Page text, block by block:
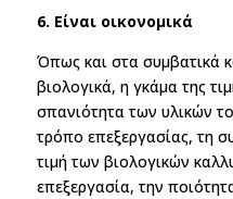
6. Είναι oικονομικά
Όπως και στα συμβατικά
βιολογικά, η γκάμα της
σπανιότητα των υλικών
τρόπο επεξεργασίας, τη
τιμή των βιολογικών
επεξεργασία, την